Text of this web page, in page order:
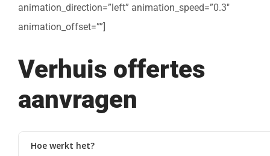
animation_direction=”left” animation_speed=”0.3″
animation_offset=””]
Verhuis offertes
aanvragen